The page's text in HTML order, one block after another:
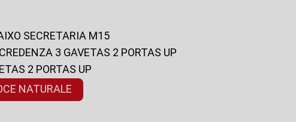
SECRETARIA M15
CREDENZA 3 GAVETAS 2 PORTAS UP
2 PORTAS UP
NATURALE